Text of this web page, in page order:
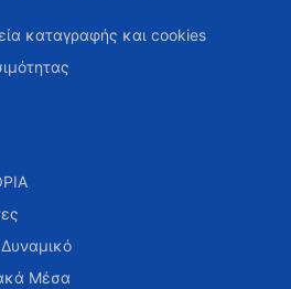
καταγραφής και cookies
Μέσα